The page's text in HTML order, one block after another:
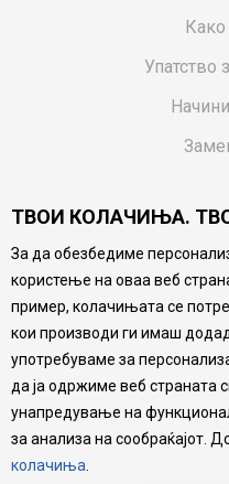
Како
Упатство
Настојуваме да бидеме
производите,
можеме да
комплетни и без
нашата понуда, но не
достапни
ТВОИ КОЛАЧИЊА.
За да обезбедиме
користење на оваа веб
пример, колачињата се
кои производи ги имаш
употребуваме за
да ја одржиме веб страната
унапредување на
за анализа на сообраќајот.
колачиња